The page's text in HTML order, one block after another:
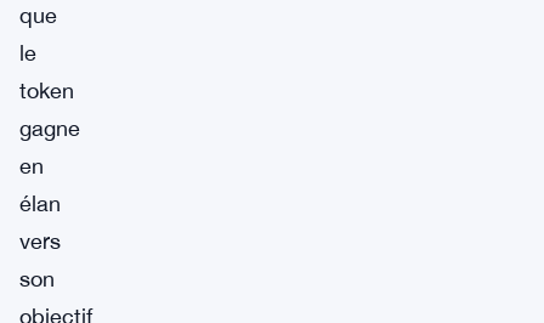
que
le
token
gagne
en
élan
vers
son
objectif